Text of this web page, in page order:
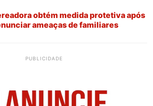
obtém medida protetiva após
ameaças de familiares
PUBLICIDADE